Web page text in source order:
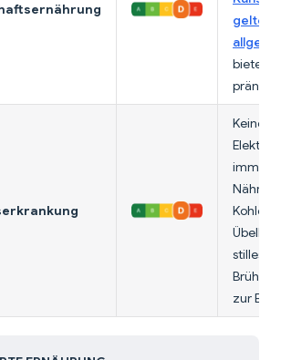
gelten
bieten
Keine
stilles
Brühe
zur